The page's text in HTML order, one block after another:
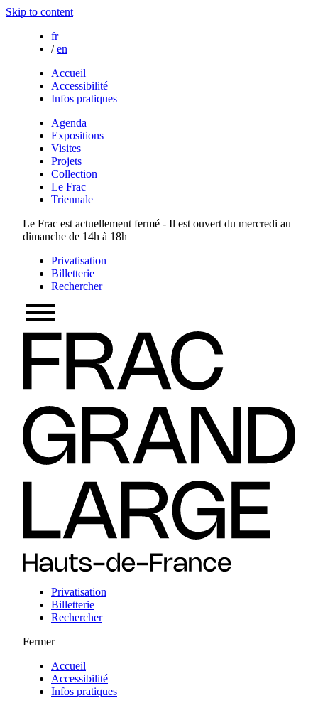
Skip to content
fr
/ en
Accueil
Accessibilité
Infos pratiques
Agenda
Expositions
Visites
Projets
Collection
Le Frac
Triennale
Le Frac est actuellement fermé - Il est ouvert du mercredi au
dimanche de 14h à 18h
Privatisation
Billetterie
Rechercher
Privatisation
Billetterie
Rechercher
Fermer
Accueil
Accessibilité
Infos pratiques